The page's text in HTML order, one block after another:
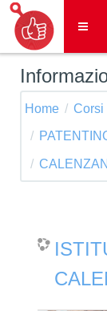
Vai al contenuto
Home Corsi